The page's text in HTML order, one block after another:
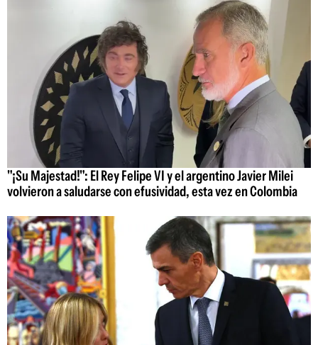
"¡Su Majestad!": El Rey Felipe VI y el argentino Javier Milei
volvieron a saludarse con efusividad, esta vez en Colombia